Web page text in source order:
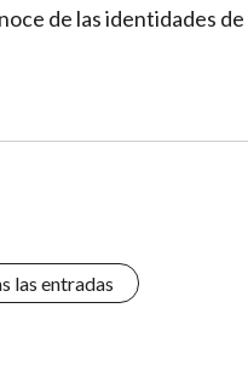
de las identidades
las entradas